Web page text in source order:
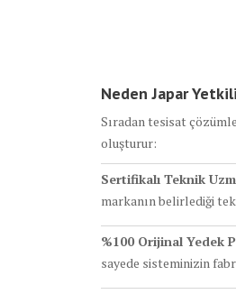
Neden Japar
Sıradan tesisat
oluşturur:
Sertifikalı Teknik
markanın belirlediği
%100 Orijinal Yedek
sayede sisteminizin